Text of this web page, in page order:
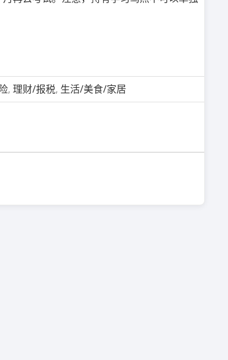
,理财/报税, 生活/美食/家居